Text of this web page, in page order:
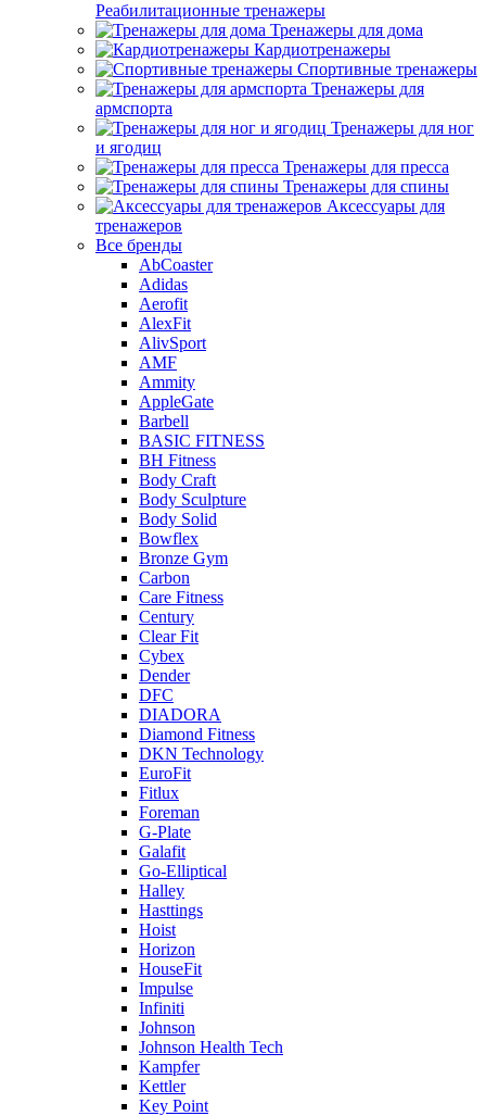
Реабилитационные тренажеры
Тренажеры для дома
Кардиотренажеры
Спортивные тренажеры
Тренажеры для
армспорта
Тренажеры для ног
и ягодиц
Тренажеры для пресса
Тренажеры для спины
Аксессуары для
тренажеров
Все бренды
AbCoaster
Adidas
Aerofit
AlexFit
AlivSport
AMF
Ammity
AppleGate
Barbell
BASIC FITNESS
BH Fitness
Body Craft
Body Sculpture
Body Solid
Bowflex
Bronze Gym
Carbon
Care Fitness
Century
Clear Fit
Cybex
Dender
DFC
DIADORA
Diamond Fitness
DKN Technology
EuroFit
Fitlux
Foreman
G-Plate
Galafit
Go-Elliptical
Halley
Hasttings
Hoist
Horizon
HouseFit
Impulse
Infiniti
Johnson
Johnson Health Tech
Kampfer
Kettler
Key Point